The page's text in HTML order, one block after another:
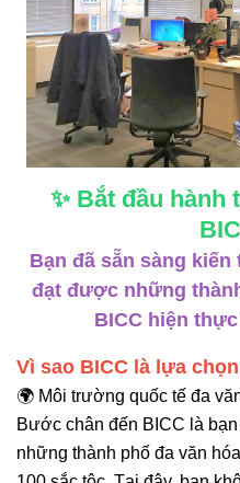
✨ Bắt đầu
Bạn đã sẵn sàng
đạt được những
BICC hiện
Vì sao BICC là lựa
🌍 Môi trường quốc tế đa
Bước chân đến BICC là
những thành phố đa văn